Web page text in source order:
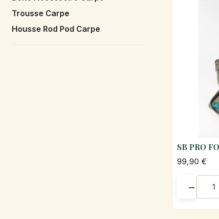
Trousse Carpe
Housse Rod Pod Carpe
SB PRO
99,90 €
